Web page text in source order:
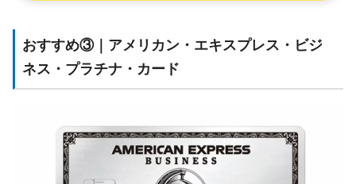
おすすめ③｜アメリカン・エキスプレス・ビジ
ネス・プラチナ・カード